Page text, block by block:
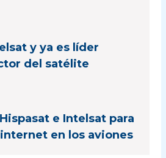
y ya es líder
del satélite
e Intelsat para
en los aviones